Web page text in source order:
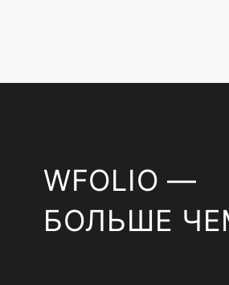
WFOLIO —
БОЛЬШЕ